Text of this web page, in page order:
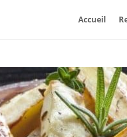
Accueil